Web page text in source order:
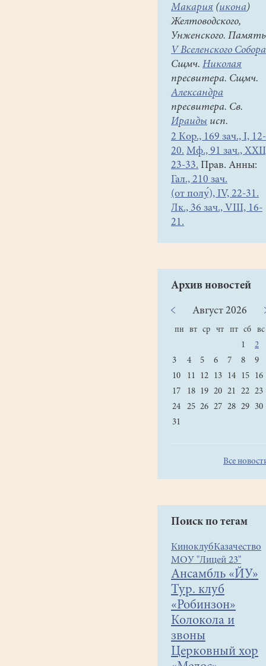
Макария (икона)
Желтоводского,
Унженского. Память
V Вселенского Собора
Сщмч. Николая
пресвитера. Сщмч.
Александра
пресвитера. Св.
Ираиды исп.
2 Кор., 169 зач., I, 12-
20. Мф., 91 зач.,
23-33. Прав. Анны:
Гал., 210 зач.
(от полу́), IV, 22-31.
Лк., 36 зач., VIII, 16-
21.
Архив новостей
Август 2026
пн вт ср чт пт сб вс
1
2
3
4 5 6 7 8
9
10
11 12 13 14 15
16
17
18 19 20 21 22 23
24
25 26 27 28 29
30
31
Все
Поиск по тегам
КиноклубКазачество
МОУ "Лицей 23"
Ансамбль «ЙУ»
Тур. клуб
«Робинзон»
Колокола и
звоны
Церковный хор